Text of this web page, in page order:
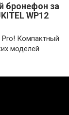
бронефон за
WP12
Компактный
моделей